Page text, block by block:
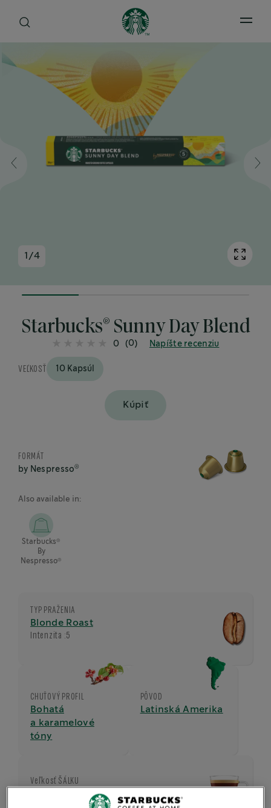
Open
1 /4
25%
Starbucks® Sunny Day Blend
VEĽKOSŤ 10 Kapsúl
Kúpiť
0 (0) Napíšte recenziu
FORMÁT
by Nespresso®
Also available in:
Starbucks®
By
Nespresso®
TYP PRAŽENIA
Blonde Roast
Intenzita :5
CHUŤOVÝ PROFIL
Bohatá
a karamelové
tóny
PÔVOD
Latinská Amerika
Veľkosť ŠÁLKU
Lungo (110ml)